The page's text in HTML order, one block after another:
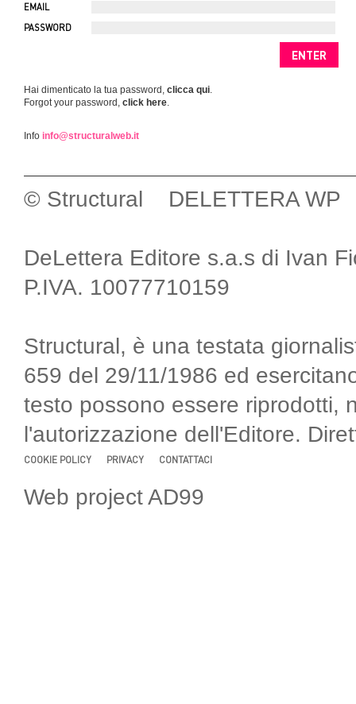
EMAIL
PASSWORD
Hai dimenticato la tua password, clicca qui.
Forgot your password, click here.
Info info@structuralweb.it
© Structural DELETTERA WP
DeLettera Editore s.a.s di Ivan
P.IVA. 10077710159
Structural, è una testata
659 del 29/11/1986 ed
testo possono essere riprodotti,
l'autorizzazione dell'Editore.
COOKIE POLICY PRIVACY CONTATTACI
Web project AD99